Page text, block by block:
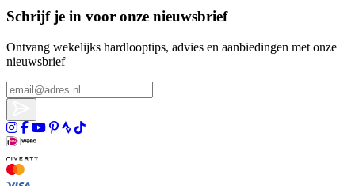
Schrijf je in voor onze nieuwsbrief
Ontvang wekelijks hardlooptips, advies en aanbiedingen met onze
nieuwsbrief